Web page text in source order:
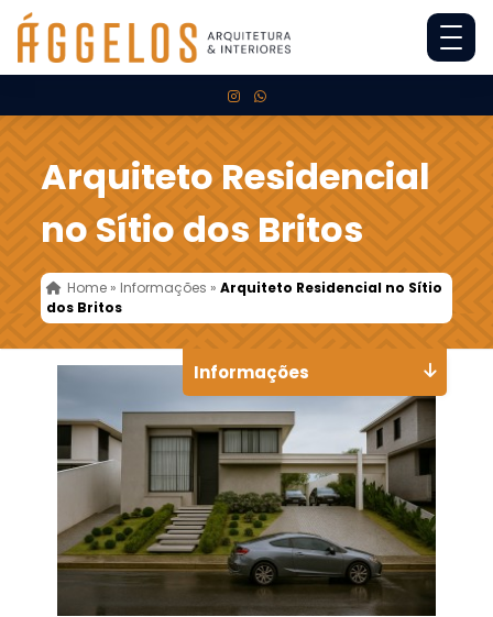
Arquiteto Residencial
no Sítio dos Britos
Home » Informações »Arquiteto Residencial no Sítio
dos Britos
Informações